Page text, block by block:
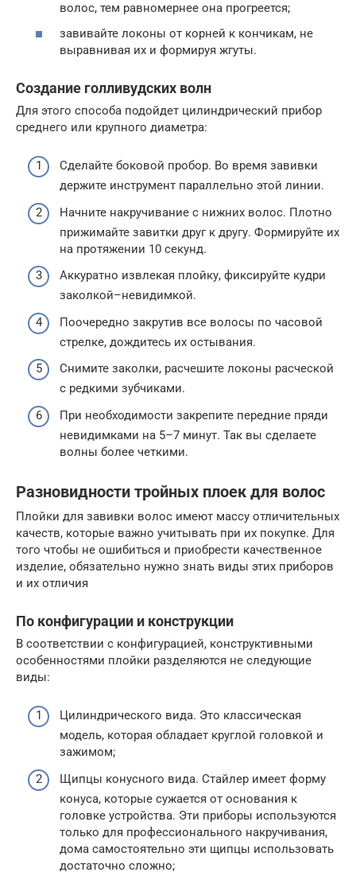
волос, тем равномернее она прогреется;
завивайте локоны от корней к кончикам, не
выравнивая их и формируя жгуты.
Создание голливудских волн
Для этого способа подойдет цилиндрический прибор
среднего или крупного диаметра:
Сделайте боковой пробор. Во время завивки
держите инструмент параллельно этой линии.
Начните накручивание с нижних волос. Плотно
прижимайте завитки друг к другу. Формируйте их
на протяжении 10 секунд.
Аккуратно извлекая плойку, фиксируйте кудри
заколкой–невидимкой.
Поочередно закрутив все волосы по часовой
стрелке, дождитесь их остывания.
Снимите заколки, расчешите локоны расческой
с редкими зубчиками.
При необходимости закрепите передние пряди
невидимками на 5–7 минут. Так вы сделаете
волны более четкими.
Разновидности тройных плоек для волос
Плойки для завивки волос имеют массу отличительных
качеств, которые важно учитывать при их покупке. Для
того чтобы не ошибиться и приобрести качественное
изделие, обязательно нужно знать виды этих приборов
и их отличия
По конфигурации и конструкции
В соответствии с конфигурацией, конструктивными
особенностями плойки разделяются не следующие
виды:
Цилиндрического вида. Это классическая
модель, которая обладает круглой головкой и
зажимом;
Щипцы конусного вида. Стайлер имеет форму
конуса, которые сужается от основания к
головке устройства. Эти приборы используются
только для профессионального накручивания,
дома самостоятельно эти щипцы использовать
достаточно сложно;